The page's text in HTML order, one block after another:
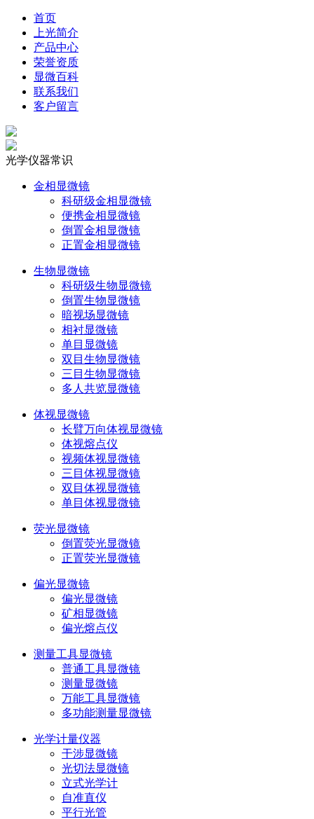
首页
上光简介
产品中心
荣誉资质
显微百科
联系我们
客户留言
光学仪器常识
金相显微镜
科研级金相显微镜
便携金相显微镜
倒置金相显微镜
正置金相显微镜
生物显微镜
科研级生物显微镜
倒置生物显微镜
暗视场显微镜
相衬显微镜
单目显微镜
双目生物显微镜
三目生物显微镜
多人共览显微镜
体视显微镜
长臂万向体视显微镜
体视熔点仪
视频体视显微镜
三目体视显微镜
双目体视显微镜
单目体视显微镜
荧光显微镜
倒置荧光显微镜
正置荧光显微镜
偏光显微镜
偏光显微镜
矿相显微镜
偏光熔点仪
测量工具显微镜
普通工具显微镜
测量显微镜
万能工具显微镜
多功能测量显微镜
光学计量仪器
干涉显微镜
光切法显微镜
立式光学计
自准直仪
平行光管